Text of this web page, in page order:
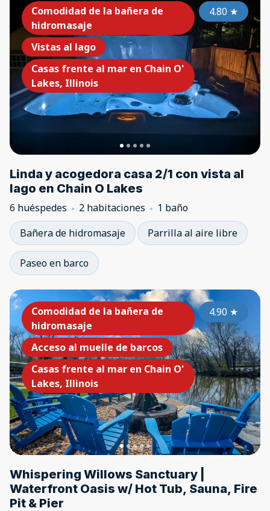
Comodidad de la bañera de
hidromasaje
Vistas al lago
Casas frente al mar en Chain O'
Lakes, Illinois
4.80 ★
Linda y acogedora casa 2/1 con vista al
lago en Chain O Lakes
6 huéspedes 2 habitaciones
1 baño
Bañera de hidromasaje
Parrilla al aire libre
Paseo en barco
Comodidad de la bañera de
hidromasaje
Acceso al muelle de barcos
Casas frente al mar en Chain O'
Lakes, Illinois
4.90 ★
Whispering Willows Sanctuary |
Waterfront Oasis w/ Hot Tub, Sauna, Fire
Pit & Pier